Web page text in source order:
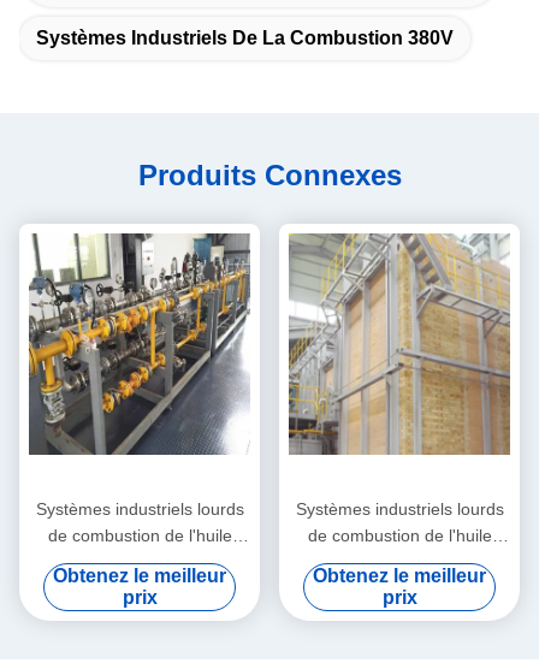
Systèmes Industriels De La Combustion 380V
Produits Connexes
Systèmes industriels lourds
de combustion de l'huile
ISO9001 50Hz
Obtenez le meilleur
prix
Systèmes industriels lourds
de combustion de l'huile
ISO14001 50Hz
Obtenez le meilleur
prix